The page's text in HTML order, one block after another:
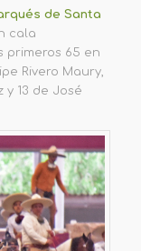
de Santa
cala
primeros 65 en
Rivero Maury,
y 13 de José